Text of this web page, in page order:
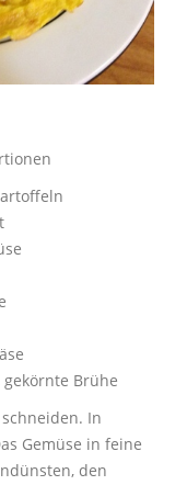
gekörnte Brühe
In
Gemüse in feine
den